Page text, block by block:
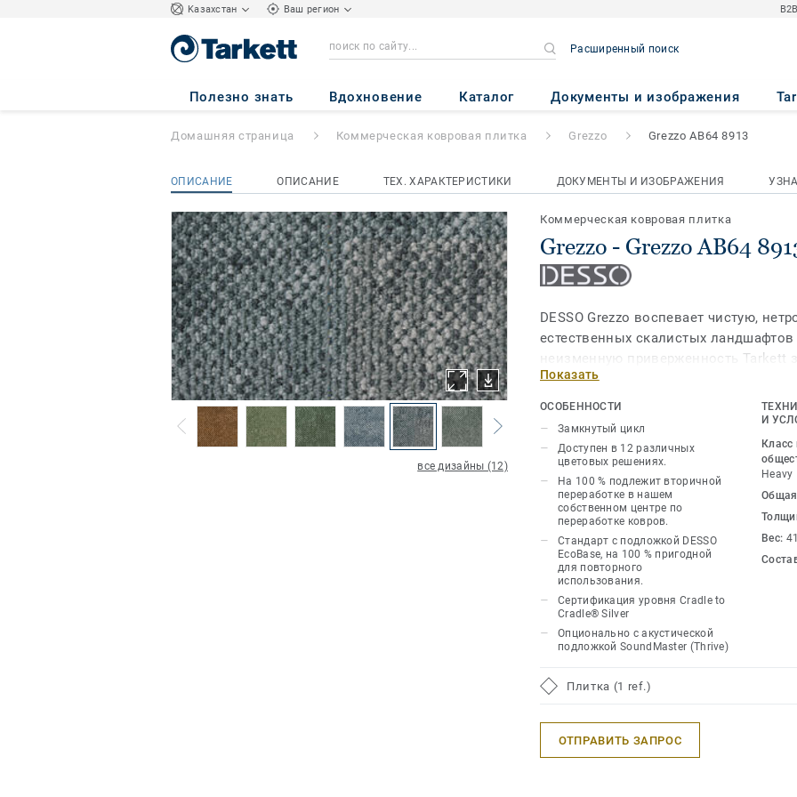
Kазахстан Ваш регион
Расширенный поиск
Полезно знать Вдохновение Каталог Документы и изображения
Grezzo - Grezzo AB64 8913
Домашняя страница Коммерческая ковровая плитка Grezzo Grezzo AB64 8913
ОПИСАНИЕ ОПИСАНИЕ ТЕХ. ХАРАКТЕРИСТИКИ ДОКУМЕНТЫ И ИЗОБРАЖЕНИЯ
все дизайны (12)
Коммерческая ковровая плитка
Grezzo - Grezzo AB64
DESSO Grezzo воспевает чистую,
естественных скалистых
неизменную приверженность Tarkett
природных ресурсов планеты.
плетение образует необузданную
добавляя глубину и естественное
пространствам. На крупных планах
уникальный узор, в котором нет двух
издалека плитки образуют
подходит для создания изысканной
рабочих пространствах.
Напоминая каменистые равнины
кремнем скалы, DESSO Grezzo
цветовых решений. Они варьируются
оттенков, имитирующих
теплых землистых зеленых и
Показать
ОСОБЕННОСТИ
Замкнутый цикл
Доступен в 12 различных
цветовых решениях.
На 100 % подлежит вторичной
переработке в нашем
собственном центре по
переработке ковров.
Стандарт с подложкой DESSO
EcoBase, на 100 % пригодной
для повторного
использования.
Сертификация уровня Cradle to
Cradle® Silver
Опционально с акустической
подложкой SoundMaster (Thrive)
И
Класс
Heavy
Вес:
Плитка (1 ref.)
ОТПРАВИТЬ ЗАПРОС